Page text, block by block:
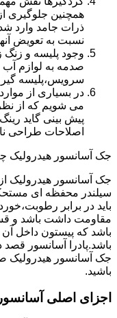
همچنین جلوگیری
ذرات جامد وارد
نسبت به تعویض
وجود پلیسه و
صدمه به لوازم آب
سرویس،پلیسه
در بسیاری از
می شویم که از
پیش بینی گاید
اصلاحات طراحی
جک آسانسور هیدرولیک
جک آسانسور هیدرولیک
سیلندر محفظه ای
باید در برابر
مقاومت داشت باشد و
باشد که پیستون داخل
باشد.پادرا آسانسور
جک آسانسور هیدرولیک
باشید.
اجزای اصلی